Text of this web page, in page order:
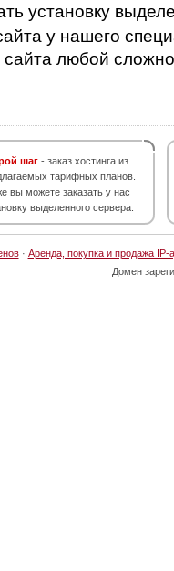
установку
у нашего
любой
шаг - заказ хостинга из
тарифных планов.
вы можете заказать у нас
выделенного сервера.
· Аренда, покупка и продажа IP-
Домен